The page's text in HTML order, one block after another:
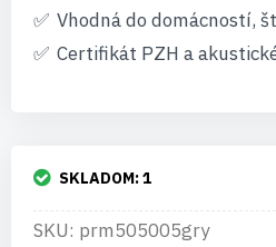
Vhodná do domácností,
Certifikát PZH a
SKLADOM:1
SKU: prm505005gry